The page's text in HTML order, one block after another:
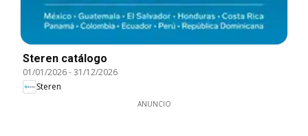
Steren catálogo
01/01/2026-31/12/2026
Steren
ANUNCIO